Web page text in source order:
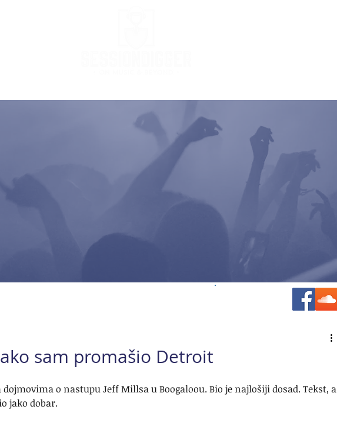
sam promašio Detroit
o nastupu Jeff Millsa u Boogaloou. Bio je najlošiji dosad. Tekst, a
jako dobar.